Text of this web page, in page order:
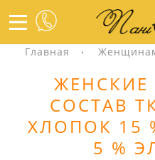
Главная
ЖЕНСКИЕ
СОСТАВ
ХЛОПОК 15
5 %